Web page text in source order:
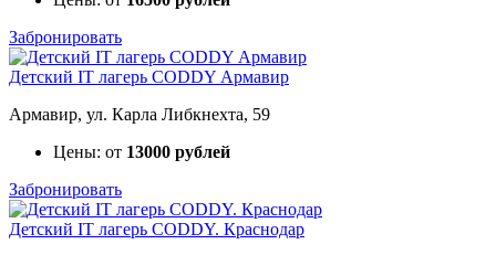
Забронировать
Детский IT лагерь CODDY Армавир
Армавир, ул. Карла Либкнехта, 59
Цены: от 13000 рублей
Забронировать
Детский IT лагерь CODDY. Краснодар